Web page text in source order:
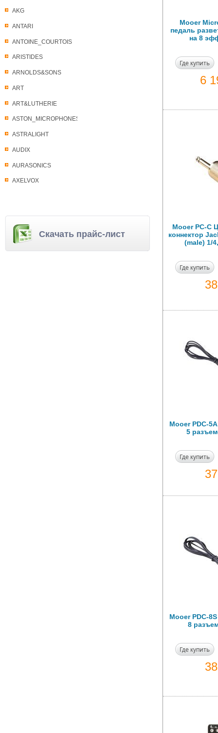
AKG
ANTARI
ANTOINE_COURTOIS
ARISTIDES
ARNOLDS&SONS
ART
ART&LUTHERIE
ASTON_MICROPHONES
ASTRALIGHT
AUDIX
AURASONICS
AXELVOX
Скачать прайс-лист
Mooer
педаль
на 8
Где купить
6
Mooer PC-C
коннектор
(male) 1/
Где купить
Mooer PDC-
5
Где купить
Mooer PDC-
8
Где купить